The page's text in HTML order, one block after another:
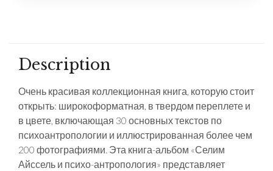
Description
Очень красивая коллекционная книга, которую стоит
открыть: широкоформатная, в твердом переплете и
в цвете, включающая 30 основных текстов по
психоантропологии и иллюстрированная более чем
200 фотографиями. Эта книга-альбом «Селим
Айссель и психо-антропология» представляет